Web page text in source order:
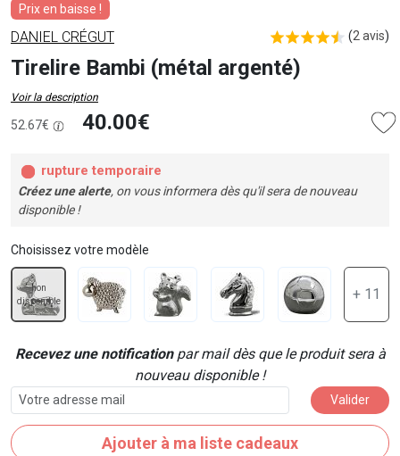
Prix en baisse !
DANIEL CRÉGUT (2 avis)
Tirelire Bambi (métal argenté)
Voir la description
52.67€ 40.00€
rupture temporaire
Créez une alerte, on vous informera dès qu'il sera de nouveau
disponible !
Choisissez votre modèle
non
disponible
+ 11
Recevez une notificationpar mail dès que le produit sera à
nouveau disponible !
Valider
Ajouter à ma liste cadeaux